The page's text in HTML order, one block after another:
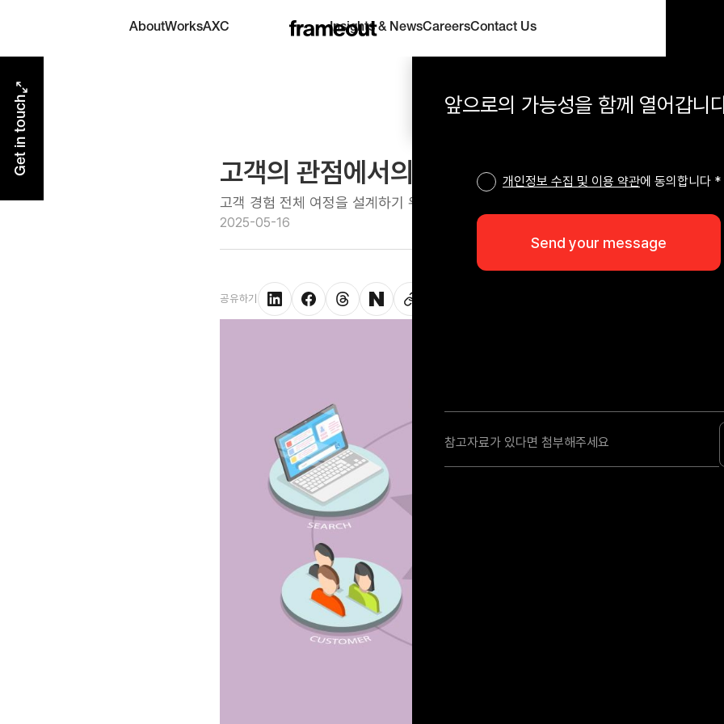
AboutWorksAXC
Insights & NewsCareersContact Us
Get in touch 앞으로의 가능성을 함께 열어갑니
참고자료가 있다면 첨부해주세요
개인정보 수집 및 이용 약관에 동의합니다 *
고객의 관점에서의 디지털 제품/서비스 구현 전
고객 경험 전체 여정을 설계하기 위해서는 우선 고객 관점에서의 여정 특성을 파악해야
2025-05-16
공유하기